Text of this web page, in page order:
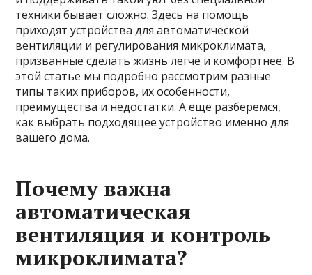
техники бывает сложно. Здесь на помощь
приходят устройства для автоматической
вентиляции и регулирования микроклимата,
призванные сделать жизнь легче и комфортнее. В
этой статье мы подробно рассмотрим разные
типы таких приборов, их особенности,
преимущества и недостатки. А еще разберемся,
как выбрать подходящее устройство именно для
вашего дома.
Почему важна
автоматическая
вентиляция и контроль
микроклимата?